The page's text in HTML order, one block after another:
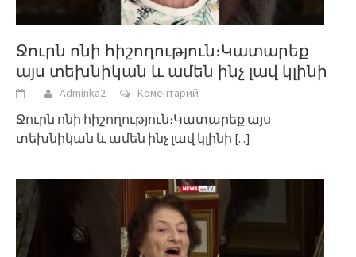
Ջուրն ոնի հիշողություն։Կատարեք
այս տեխնիկան և ամեն ինչ լավ կլինի
Adminka2 Коментарий
Ջուրն ոնի հիշողություն։Կատարեք այս
տեխնիկան և ամեն ինչ լավ կլինի [...]